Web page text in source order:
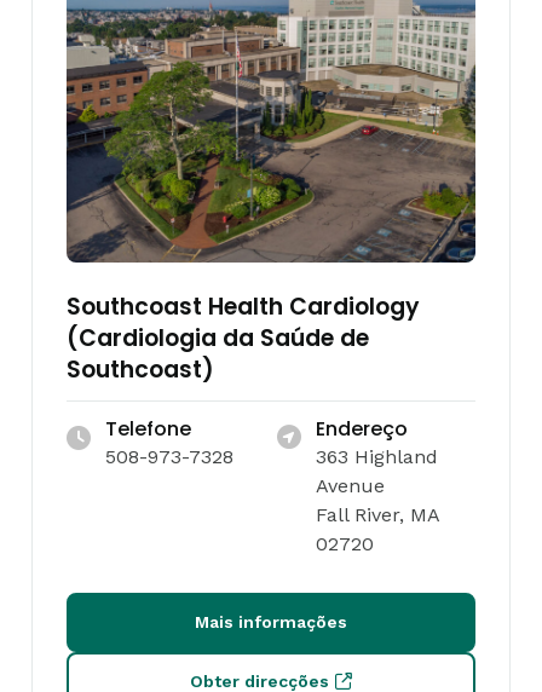
Southcoast Health Cardiology
(Cardiologia da Saúde de
Southcoast)
Telefone
508-973-7328
Endereço
363 Highland
Avenue
Fall River, MA
02720
Mais informações
Obter direcções